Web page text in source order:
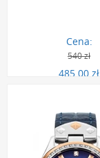
Cena:
540 zł
485.00 zł